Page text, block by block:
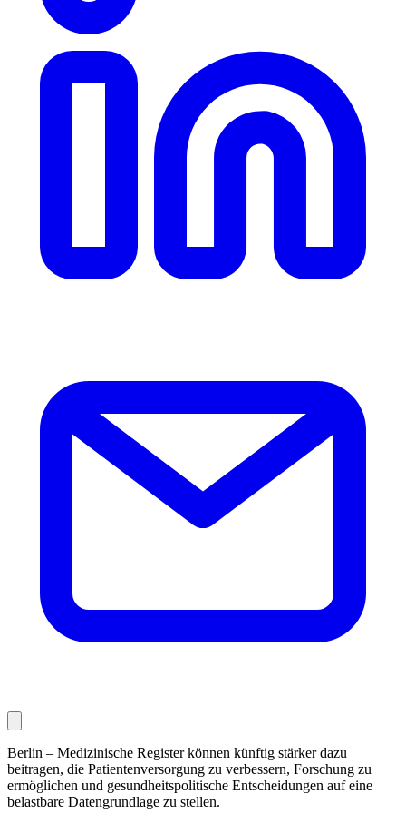
Berlin – Medizinische Register können künftig stärker dazu
beitragen, die Patientenversorgung zu verbessern, Forschung zu
ermöglichen und gesundheitspolitische Entscheidungen auf eine
belastbare Datengrundlage zu stellen.